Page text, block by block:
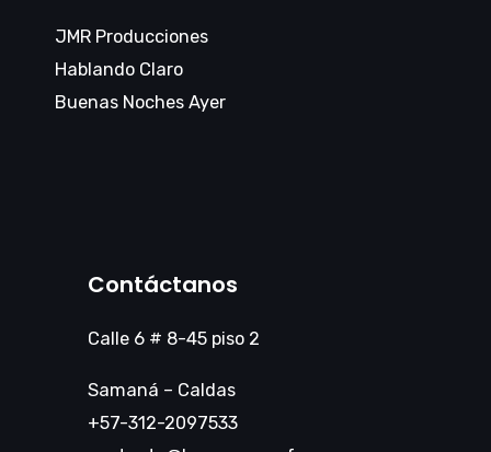
JMR Producciones
Hablando Claro
Buenas Noches Ayer
Contáctanos
Calle 6 # 8-45 piso 2
Samaná – Caldas
+57-312-2097533